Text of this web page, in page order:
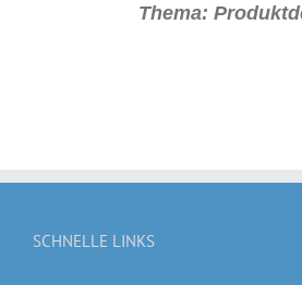
Thema:
SCHNELLE LINKS